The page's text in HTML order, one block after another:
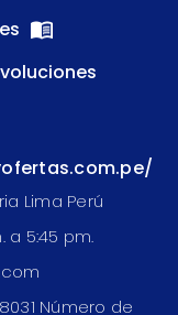
Lima Perú
a 5:45 pm.
Número de